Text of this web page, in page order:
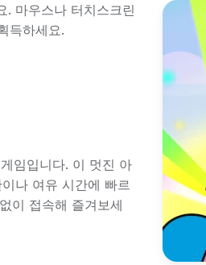
마우스나 터치스크린
득하세요.
임입니다. 이 멋진 아
나 여유 시간에 빠르
이 접속해 즐겨보세